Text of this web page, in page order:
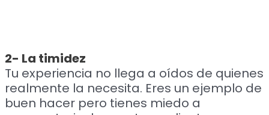
2- La timidez
Tu experiencia no llega a oídos de quienes
realmente la necesita. Eres un ejemplo de
buen hacer pero tienes miedo a